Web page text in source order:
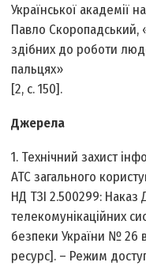
Української академії
Павло Скоропадський,
здібних до роботи
пальцях»
[2, с. 150].
Джерела
1. Технічний захист
АТС загального
НД ТЗІ 2.5­002­99: Наказ
телекомунікаційних
безпеки України № 26
ресурс]. – Режим